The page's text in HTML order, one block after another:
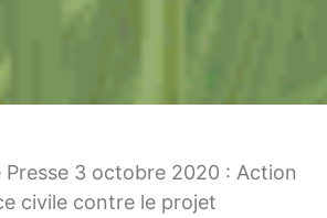
Presse 3 octobre 2020 : Action
civile contre le projet